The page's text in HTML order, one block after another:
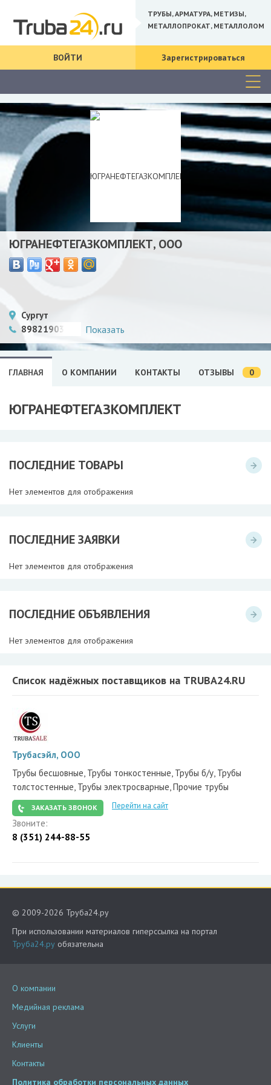
ТРУБЫ, АРМАТУРА, МЕТИЗЫ,
МЕТАЛЛОПРОКАТ, МЕТАЛЛОЛОМ
ВОЙТИ Зарегистрироваться
ЮГРАНЕФТЕГАЗКОМПЛЕКТ, ООО
Сургут
89821903945
Показать
ГЛАВНАЯ О КОМПАНИИ КОНТАКТЫ ОТЗЫВЫ 0
ЮГРАНЕФТЕГАЗКОМПЛЕКТ
ПОСЛЕДНИЕ ТОВАРЫ
Нет элементов для отображения
ПОСЛЕДНИЕ ЗАЯВКИ
Нет элементов для отображения
ПОСЛЕДНИЕ ОБЪЯВЛЕНИЯ
Нет элементов для отображения
Список надёжных поставщиков на TRUBA24.RU
Трубасэйл, ООО
Трубы бесшовные, Трубы тонкостенные, Трубы б/у, Трубы
толстостенные, Трубы электросварные, Прочие трубы
ЗАКАЗАТЬ ЗВОНОК Перейти на сайт
Звоните:
8 (351) 244-88-55
© 2009-2026 Труба24.ру
При использовании материалов гиперссылка на портал
Труба24.ру обязательна
О компании
Медийная реклама
Услуги
Клиенты
Контакты
Политика обработки персональных данных